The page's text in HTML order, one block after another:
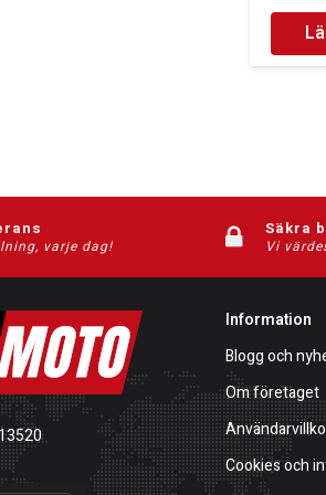
varje dag!
Säkra
Vi
Information
Blogg och
Om företaget
Cookies och